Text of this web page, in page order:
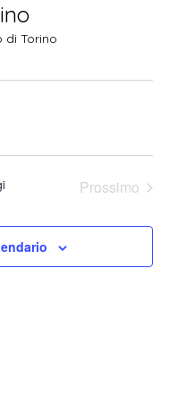
di Torino
Prossimo